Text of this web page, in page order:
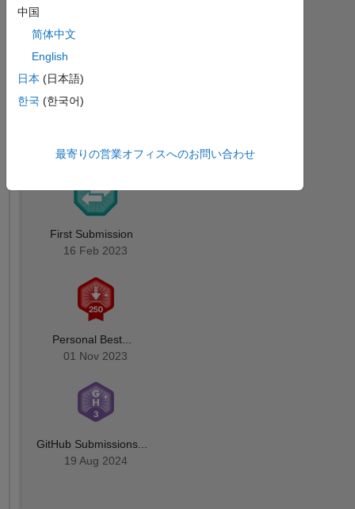
Valentin
Boutrouche's
バ
ジ
File
First Submission
16 Feb 2023
Personal Best...
01 Nov 2023
GitHub Submissions...
19 Aug 2024
中国
简体中文
English
日本 (日本語)
한국 (한국어)
最寄りの営業オフィスへのお問い合わせ